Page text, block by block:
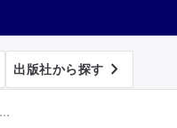
出版社から探す 